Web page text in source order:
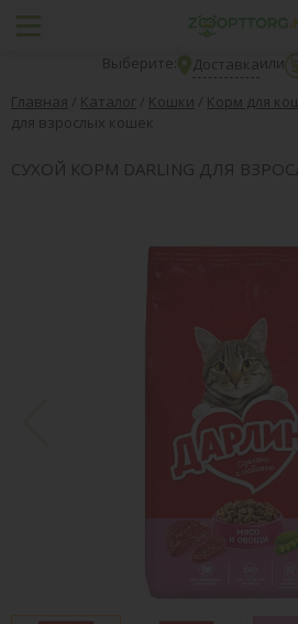
Выберите: Доставкаили
Главная / Каталог / Кошки / Корм для
для взрослых кошек
СУХОЙ КОРМ DARLING ДЛЯ